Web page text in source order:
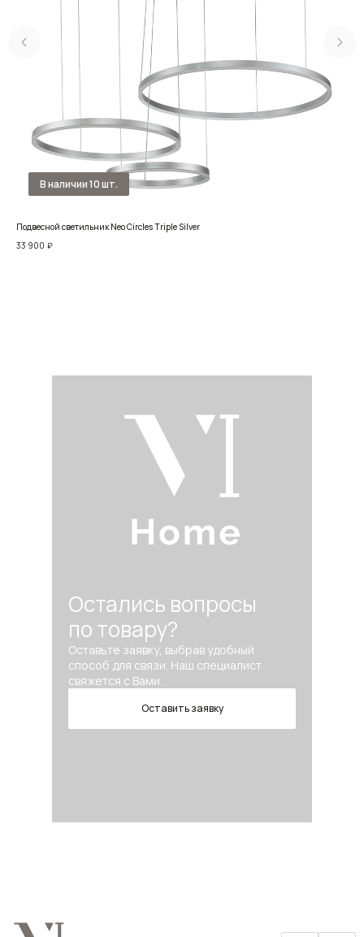
Подвесной светильник Neo Circles Triple Silver
33 900 ₽
Остались вопросы
по товару?
Оставьте заявку, выбрав удобный
способ для связи. Наш специалист
свяжется с Вами.
Оставить заявку